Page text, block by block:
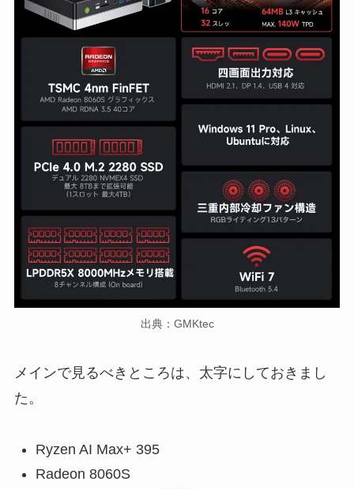
出典：GMKtec
メインで見るべきところは、太字にしておきまし
た。
Ryzen AI Max+ 395
Radeon 8060S